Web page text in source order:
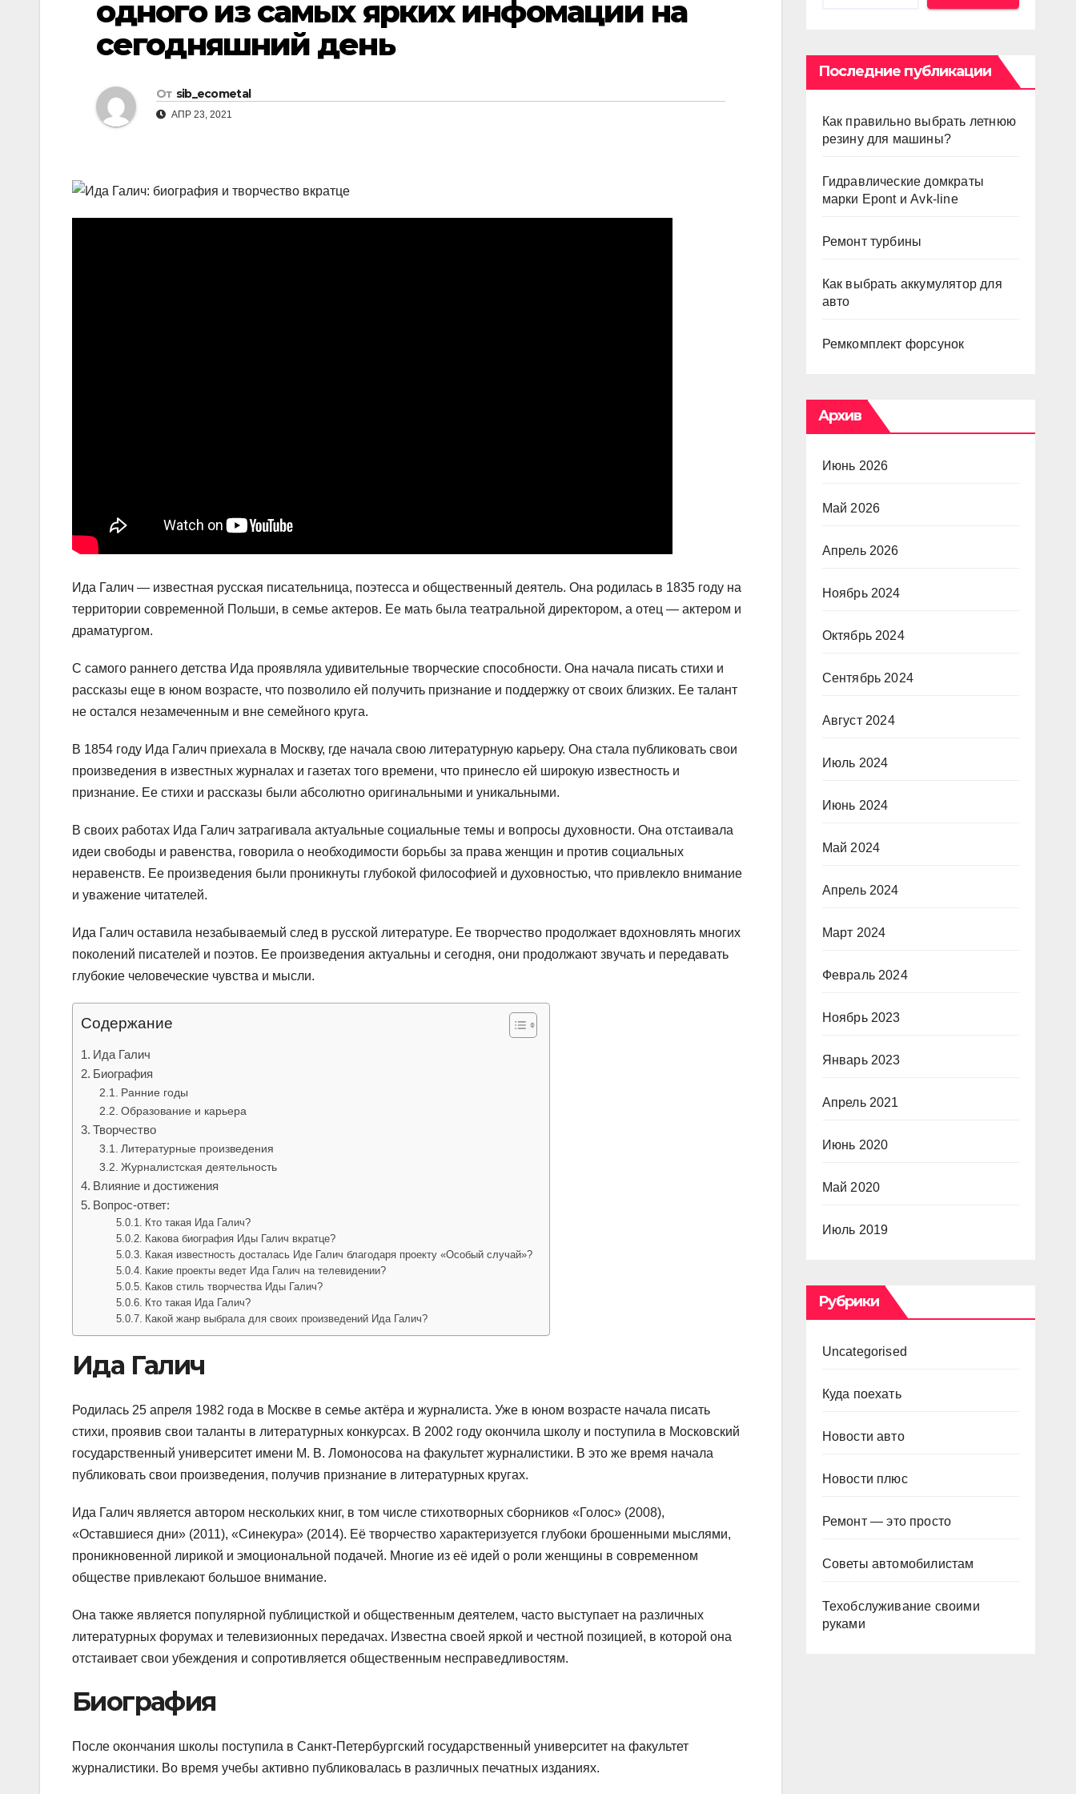
одного из самых ярких инфомации на
сегодняшний день
От sib_ecometal
АПР 23, 2021
Ида Галич — известная русская писательница, поэтесса и общественный деятель. Она родилась в 1835 году на
территории современной Польши, в семье актеров. Ее мать была театральной директором, а отец — актером и
драматургом.
С самого раннего детства Ида проявляла удивительные творческие способности. Она начала писать стихи и
рассказы еще в юном возрасте, что позволило ей получить признание и поддержку от своих близких. Ее талант
не остался незамеченным и вне семейного круга.
В 1854 году Ида Галич приехала в Москву, где начала свою литературную карьеру. Она стала публиковать свои
произведения в известных журналах и газетах того времени, что принесло ей широкую известность и
признание. Ее стихи и рассказы были абсолютно оригинальными и уникальными.
В своих работах Ида Галич затрагивала актуальные социальные темы и вопросы духовности. Она отстаивала
идеи свободы и равенства, говорила о необходимости борьбы за права женщин и против социальных
неравенств. Ее произведения были проникнуты глубокой философией и духовностью, что привлекло внимание
и уважение читателей.
Ида Галич оставила незабываемый след в русской литературе. Ее творчество продолжает вдохновлять многих
поколений писателей и поэтов. Ее произведения актуальны и сегодня, они продолжают звучать и передавать
глубокие человеческие чувства и мысли.
Содержание
Ида Галич
Биография
Ранние годы
Образование и карьера
Творчество
Литературные произведения
Журналистская деятельность
Влияние и достижения
Вопрос-ответ:
Кто такая Ида Галич?
Какова биография Иды Галич вкратце?
Какая известность досталась Иде Галич благодаря проекту «Особый случай»?
Какие проекты ведет Ида Галич на телевидении?
Каков стиль творчества Иды Галич?
Кто такая Ида Галич?
Какой жанр выбрала для своих произведений Ида Галич?
Ида Галич
Родилась 25 апреля 1982 года в Москве в семье актёра и журналиста. Уже в юном возрасте начала писать
стихи, проявив свои таланты в литературных конкурсах. В 2002 году окончила школу и поступила в Московский
государственный университет имени М. В. Ломоносова на факультет журналистики. В это же время начала
публиковать свои произведения, получив признание в литературных кругах.
Ида Галич является автором нескольких книг, в том числе стихотворных сборников «Голос» (2008),
«Оставшиеся дни» (2011), «Синекура» (2014). Её творчество характеризуется глубоки брошенными мыслями,
проникновенной лирикой и эмоциональной подачей. Многие из её идей о роли женщины в современном
обществе привлекают большое внимание.
Она также является популярной публицисткой и общественным деятелем, часто выступает на различных
литературных форумах и телевизионных передачах. Известна своей яркой и честной позицией, в которой она
отстаивает свои убеждения и сопротивляется общественным несправедливостям.
Биография
После окончания школы поступила в Санкт-Петербургский государственный университет на факультет
журналистики. Во время учебы активно публиковалась в различных печатных изданиях.
Последние публикации
Как правильно выбрать летнюю
резину для машины?
Гидравлические домкраты
марки Epont и Avk-line
Ремонт турбины
Как выбрать аккумулятор для
авто
Ремкомплект форсунок
Архив
Июнь 2026
Май 2026
Апрель 2026
Ноябрь 2024
Октябрь 2024
Сентябрь 2024
Август 2024
Июль 2024
Июнь 2024
Май 2024
Апрель 2024
Март 2024
Февраль 2024
Ноябрь 2023
Январь 2023
Апрель 2021
Июнь 2020
Май 2020
Июль 2019
Рубрики
Uncategorised
Куда поехать
Новости авто
Новости плюс
Ремонт — это просто
Советы автомобилистам
Техобслуживание своими
руками